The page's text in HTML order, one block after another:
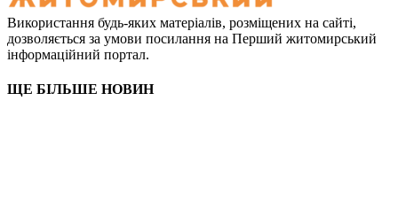
Використання будь-яких матеріалів, розміщених на сайті,
дозволяється за умови посилання на Перший житомирський
інформаційний портал.
ЩЕ БІЛЬШЕ НОВИН